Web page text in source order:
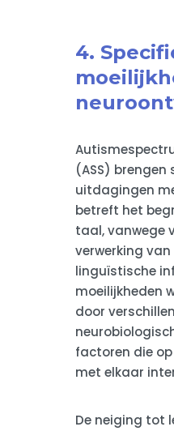
4.
(ASS) brengen
uitdagingen
betreft het
taal, vanwege
verwerking
linguïstische
moeilijkheden
door
factoren die
met elkaar
De neiging tot